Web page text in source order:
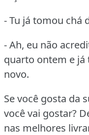
- Tu já tomou chá
- Ah, eu não
quarto ontem e
novo.
Se você gosta da
você vai gostar?
nas melhores